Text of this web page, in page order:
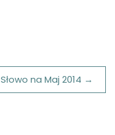
Słowo na Maj 2014